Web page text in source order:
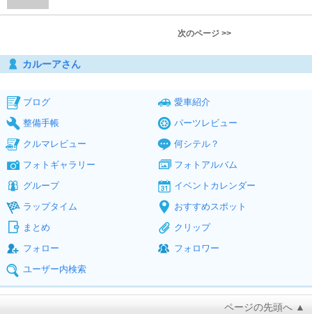
次のページ >>
カルーアさん
ブログ
愛車紹介
整備手帳
パーツレビュー
クルマレビュー
何シテル？
フォトギャラリー
フォトアルバム
グループ
イベントカレンダー
ラップタイム
おすすめスポット
まとめ
クリップ
フォロー
フォロワー
ユーザー内検索
ページの先頭へ ▲